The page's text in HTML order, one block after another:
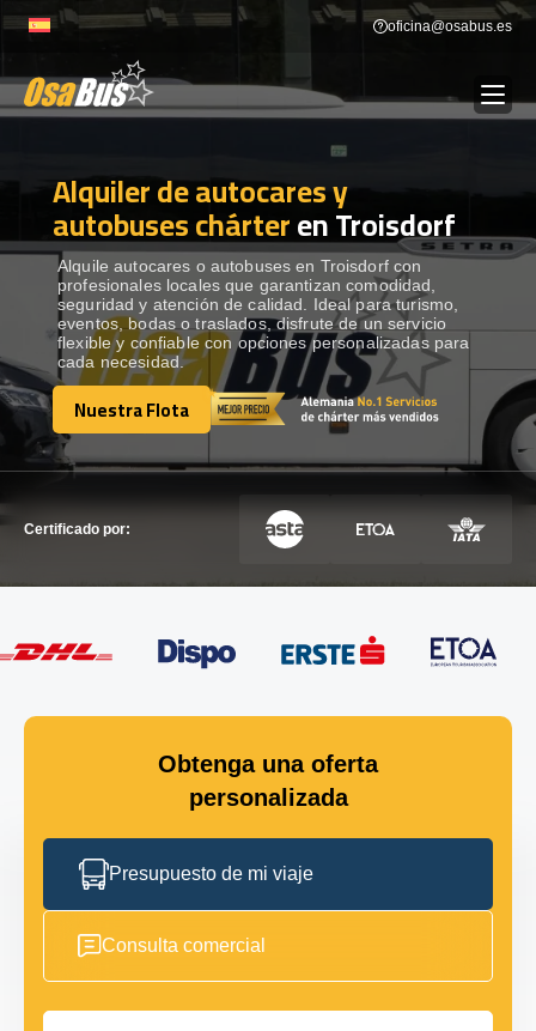
to
oficina@osabus.es
ALQUILER DE AUTOCARES
DESTINOS Show dropdown
RECORRIDAS Show dropdown
FLOTA
Alquiler de autocares y
autobuses chárteren Troisdorf
Alquile autocares o autobuses en Troisdorf con
profesionales locales que garantizan comodidad,
seguridad y atención de calidad. Ideal para turismo,
eventos, bodas o traslados, disfrute de un servicio
flexible y confiable con opciones personalizadas para
cada necesidad.
Nuestra Flota
Nuestra Flota
Certificado por:
Obtenga una oferta
personalizada
Presupuesto de mi viaje
Consulta comercial
Nombre completo